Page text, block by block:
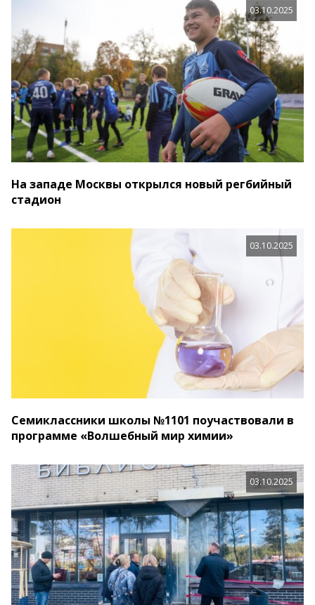
03.10.2025
На западе Москвы открылся новый регбийный
стадион
03.10.2025
Семиклассники школы №1101 поучаствовали в
программе «Волшебный мир химии»
03.10.2025